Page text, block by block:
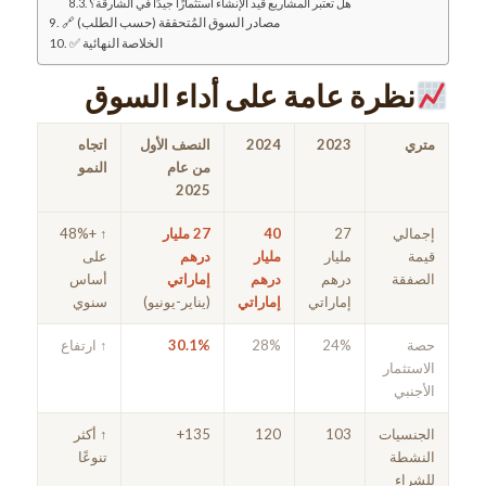
هل تعتبر المشاريع قيد الإنشاء استثمارًا جيدًا في الشارقة؟
🔗 مصادر السوق المُتحققة (حسب الطلب)
✅ الخلاصة النهائية
نظرة عامة على أداء السوق
متري 2023
2024
النصف الأول
من عام
2025
اتجاه
النمو
إجمالي
قيمة
الصفقة
27
مليار
درهم
إماراتي
40
مليار
درهم
إماراتي
27 مليار
درهم
إماراتي
(يناير-يونيو)
↑ +48%
على
أساس
سنوي
حصة
الاستثمار
الأجنبي
24%
28%
30.1% ↑ ارتفاع
الجنسيات
النشطة
للشراء
103
120
135+
↑ أكثر
تنوعًا